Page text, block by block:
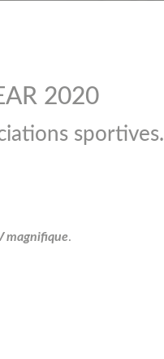
2020
sportives.
magnifique.